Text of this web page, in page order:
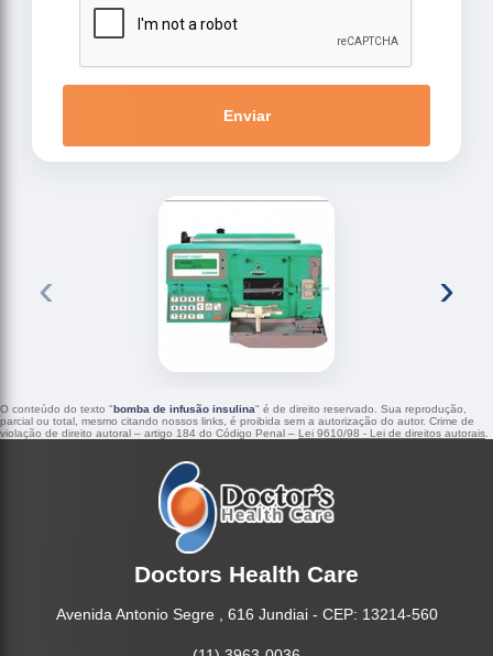
Enviar
‹ ›
O conteúdo do texto "bomba de infusão insulina" é de direito reservado. Sua reprodução,
parcial ou total, mesmo citando nossos links, é proibida sem a autorização do autor. Crime de
violação de direito autoral – artigo 184 do Código Penal – Lei 9610/98 - Lei de direitos autorais
Doctors Health Care
Avenida Antonio Segre , 616 Jundiai - CEP: 13214-560